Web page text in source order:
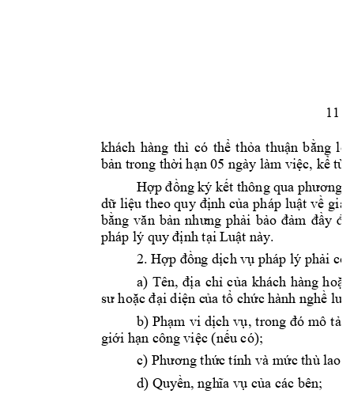
11
khách hàng thì có thể thỏa thuận bằng
bản trong thời hạn 05 ngày làm việc, kể từ
Hợp đồng ký kết thông qua phương
dữ liệu theo quy định của pháp luật về
bằng văn bản nhưng phải bảo đảm đầy đủ
pháp lý quy định tại Luật này.
2. Hợp đồng dịch vụ pháp lý phải có
a) Tên, địa chỉ của khách hàng hoặc
sư hoặc đại diện của tổ chức hành nghề luậ
b) Phạm vi dịch vụ, trong đó mô tả
giới hạn công việc (nếu có);
c) Phương thức tính và mức thù lao
d) Quyền, nghĩa vụ của các bên;